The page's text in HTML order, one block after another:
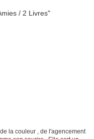
la couleur , de l'agencement